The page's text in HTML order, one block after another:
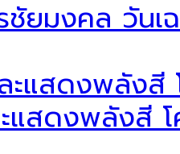
ยมงคล วันเ
แสดงพลังสี โ